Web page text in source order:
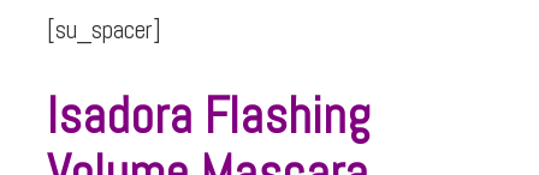
[su_spacer]
Isadora Flashing